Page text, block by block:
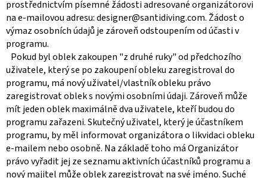
prostřednictvím písemné žádosti adresované organizátorovi
na e-mailovou adresu: designer@santidiving.com. Žádost o
výmaz osobních údajů je zároveň odstoupením od účasti v
programu.
Pokud byl oblek zakoupen "z druhé ruky" od předchozího
uživatele, který se po zakoupení obleku zaregistroval do
programu, má nový uživatel/vlastník obleku právo
zaregistrovat oblek s novými osobními údaji. Zároveň může
mít jeden oblek maximálně dva uživatele, kteří budou do
programu zařazeni. Skutečný uživatel, který je účastníkem
programu, by měl informovat organizátora o likvidaci obleku
e-mailem nebo osobně. Na základě toho má Organizátor
právo vyřadit jej ze seznamu aktivních účastníků programu a
nový majitel může oblek zaregistrovat na své jméno. Suché